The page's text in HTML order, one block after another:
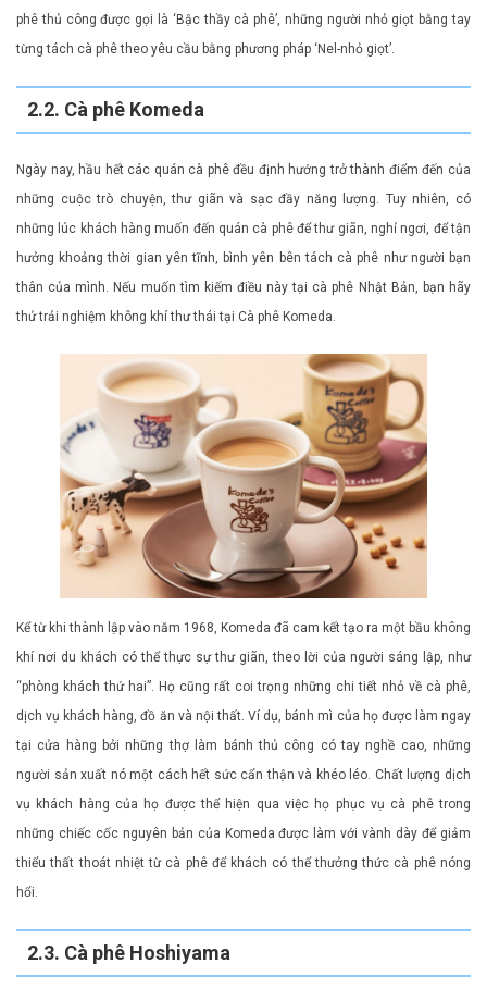
phê thủ công được gọi là ‘Bậc thầy cà phê’, những người nhỏ giọt bằng tay
từng tách cà phê theo yêu cầu bằng phương pháp ‘Nel-nhỏ giọt’.
2.2. Cà phê Komeda
Ngày nay, hầu hết các quán cà phê đều định hướng trở thành điểm đến của
những cuộc trò chuyện, thư giãn và sạc đầy năng lượng. Tuy nhiên, có
những lúc khách hàng muốn đến quán cà phê để thư giãn, nghỉ ngơi, để tận
hưởng khoảng thời gian yên tĩnh, bình yên bên tách cà phê như người bạn
thân của mình. Nếu muốn tìm kiếm điều này tại cà phê Nhật Bản, bạn hãy
thử trải nghiệm không khí thư thái tại Cà phê Komeda.
Kể từ khi thành lập vào năm 1968, Komeda đã cam kết tạo ra một bầu không
khí nơi du khách có thể thực sự thư giãn, theo lời của người sáng lập, như
“phòng khách thứ hai”. Họ cũng rất coi trọng những chi tiết nhỏ về cà phê,
dịch vụ khách hàng, đồ ăn và nội thất. Ví dụ, bánh mì của họ được làm ngay
tại cửa hàng bởi những thợ làm bánh thủ công có tay nghề cao, những
người sản xuất nó một cách hết sức cẩn thận và khéo léo. Chất lượng dịch
vụ khách hàng của họ được thể hiện qua việc họ phục vụ cà phê trong
những chiếc cốc nguyên bản của Komeda được làm với vành dày để giảm
thiểu thất thoát nhiệt từ cà phê để khách có thể thưởng thức cà phê nóng
hổi.
2.3. Cà phê Hoshiyama